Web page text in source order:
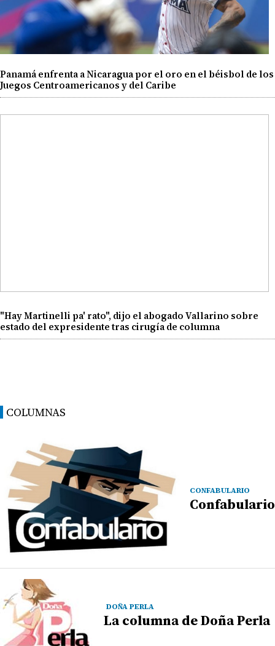
Panamá enfrenta a Nicaragua por el oro en el béisbol de los
Juegos Centroamericanos y del Caribe
"Hay Martinelli pa' rato", dijo el abogado Vallarino sobre
estado del expresidente tras cirugía de columna
COLUMNAS
CONFABULARIO
Confabulario
DOÑA PERLA
La columna de Doña Perla